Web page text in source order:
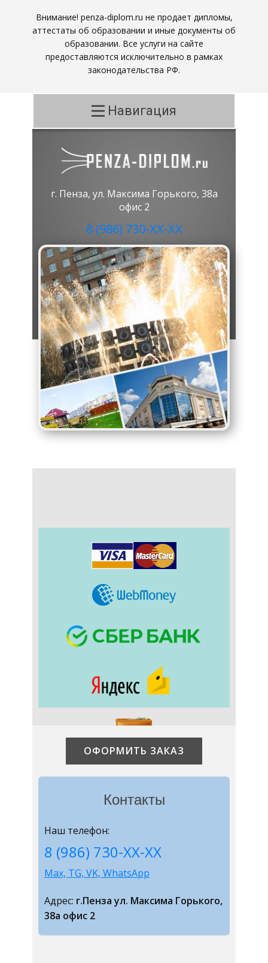
Внимание! penza-diplom.ru не продает дипломы,
аттестаты об образовании и иные документы об
образовании. Все услуги на сайте
предоставляются исключительно в рамках
законодательства РФ.
Навигация
г. Пенза, ул. Максима Горького, 38а
офис 2
8 (986) 730-ХХ-ХХ
ОФОРМИТЬ ЗАКАЗ
Контакты
Наш телефон:
8 (986) 730-ХХ-ХХ
Max, TG, VK, WhatsApp
Адрес: г.Пенза ул. Максима Горького,
38а офис 2